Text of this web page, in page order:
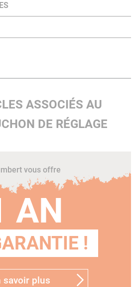
ASSOCIÉS AU
DE RÉGLAGE
vous offre
AN
!
savoir plus